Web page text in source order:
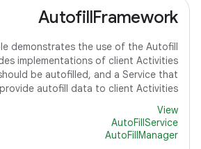
AutofillFramework
demonstrates the use of the Autofill
implementations of client Activities
be autofilled, and a Service that
autofill data to client Activities.
View
AutoFillService
AutoFillManager